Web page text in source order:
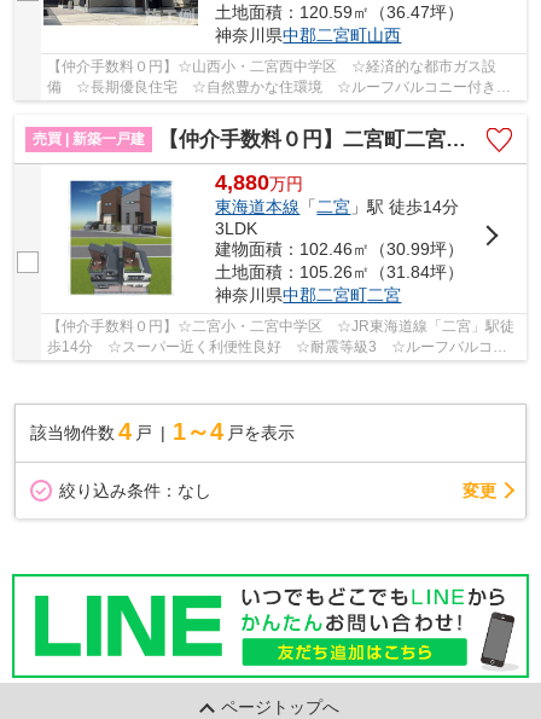
土地面積：120.59㎡（36.47坪）
神奈川県中郡二宮町山西
【仲介手数料０円】☆山西小・二宮西中学区 ☆経済的な都市ガス設
備 ☆長期優良住宅 ☆自然豊かな住環境 ☆ルーフバルコニー付き
☆コンビニ・ドラッグストア徒歩圏内にあり ☆WICが2か...
売買 | 新築一戸建
【仲介手数料０円】二宮町二宮 新築一戸建て 全2棟
4,880万円
東海道本線 「 二宮 」駅 徒歩14分
3LDK
建物面積：102.46㎡（30.99坪）
土地面積：105.26㎡（31.84坪）
神奈川県中郡二宮町二宮
【仲介手数料０円】☆二宮小・二宮中学区 ☆JR東海道線「二宮」駅徒
歩14分 ☆スーパー近く利便性良好 ☆耐震等級3 ☆ルーフバルコニ
ー付き ☆開放的な2階リビング ☆リビングイン階段 ...
該当物件数 4 戸 1～4 戸を表示
絞り込み条件： なし 変更
ページトップへ